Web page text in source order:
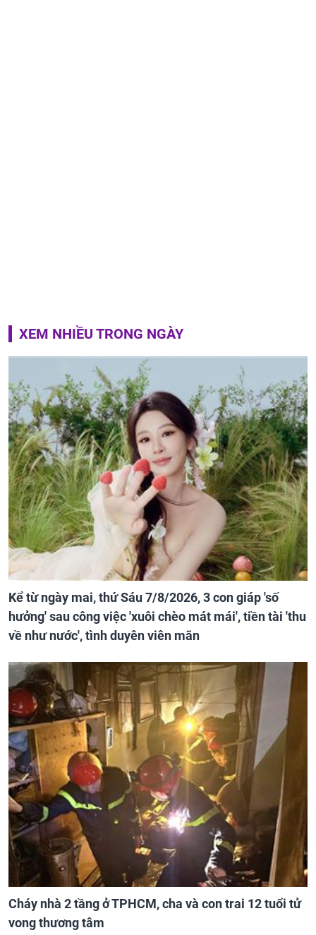
XEM NHIỀU TRONG NGÀY
Kể từ ngày mai, thứ Sáu 7/8/2026, 3 con giáp 'số
hưởng' sau công việc 'xuôi chèo mát mái', tiền tài 'thu
về như nước', tình duyên viên mãn
Cháy nhà 2 tầng ở TPHCM, cha và con trai 12 tuổi tử
vong thương tâm